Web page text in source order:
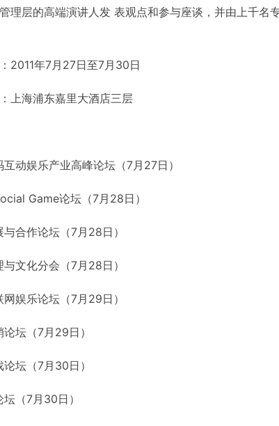
理层的高端演讲人发 表观点和参与座谈，并由上千名
2011年7月27日至7月30日
上海浦东嘉里大酒店三层
动娱乐产业高峰论坛（7月27日）
Game论坛（7月28日）
合作论坛（7月28日）
文化分会（7月28日）
娱乐论坛（7月29日）
坛（7月29日）
坛（7月30日）
（7月30日）